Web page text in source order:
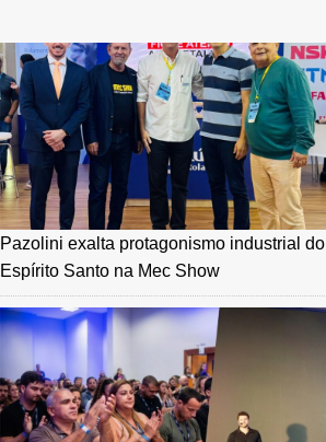
Pazolini exalta protagonismo industrial do
Espírito Santo na Mec Show